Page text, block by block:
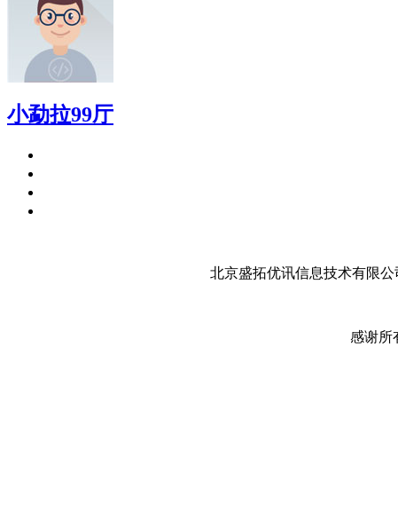
小勐拉99厅
北京盛拓优讯信息技术有限公
感谢所